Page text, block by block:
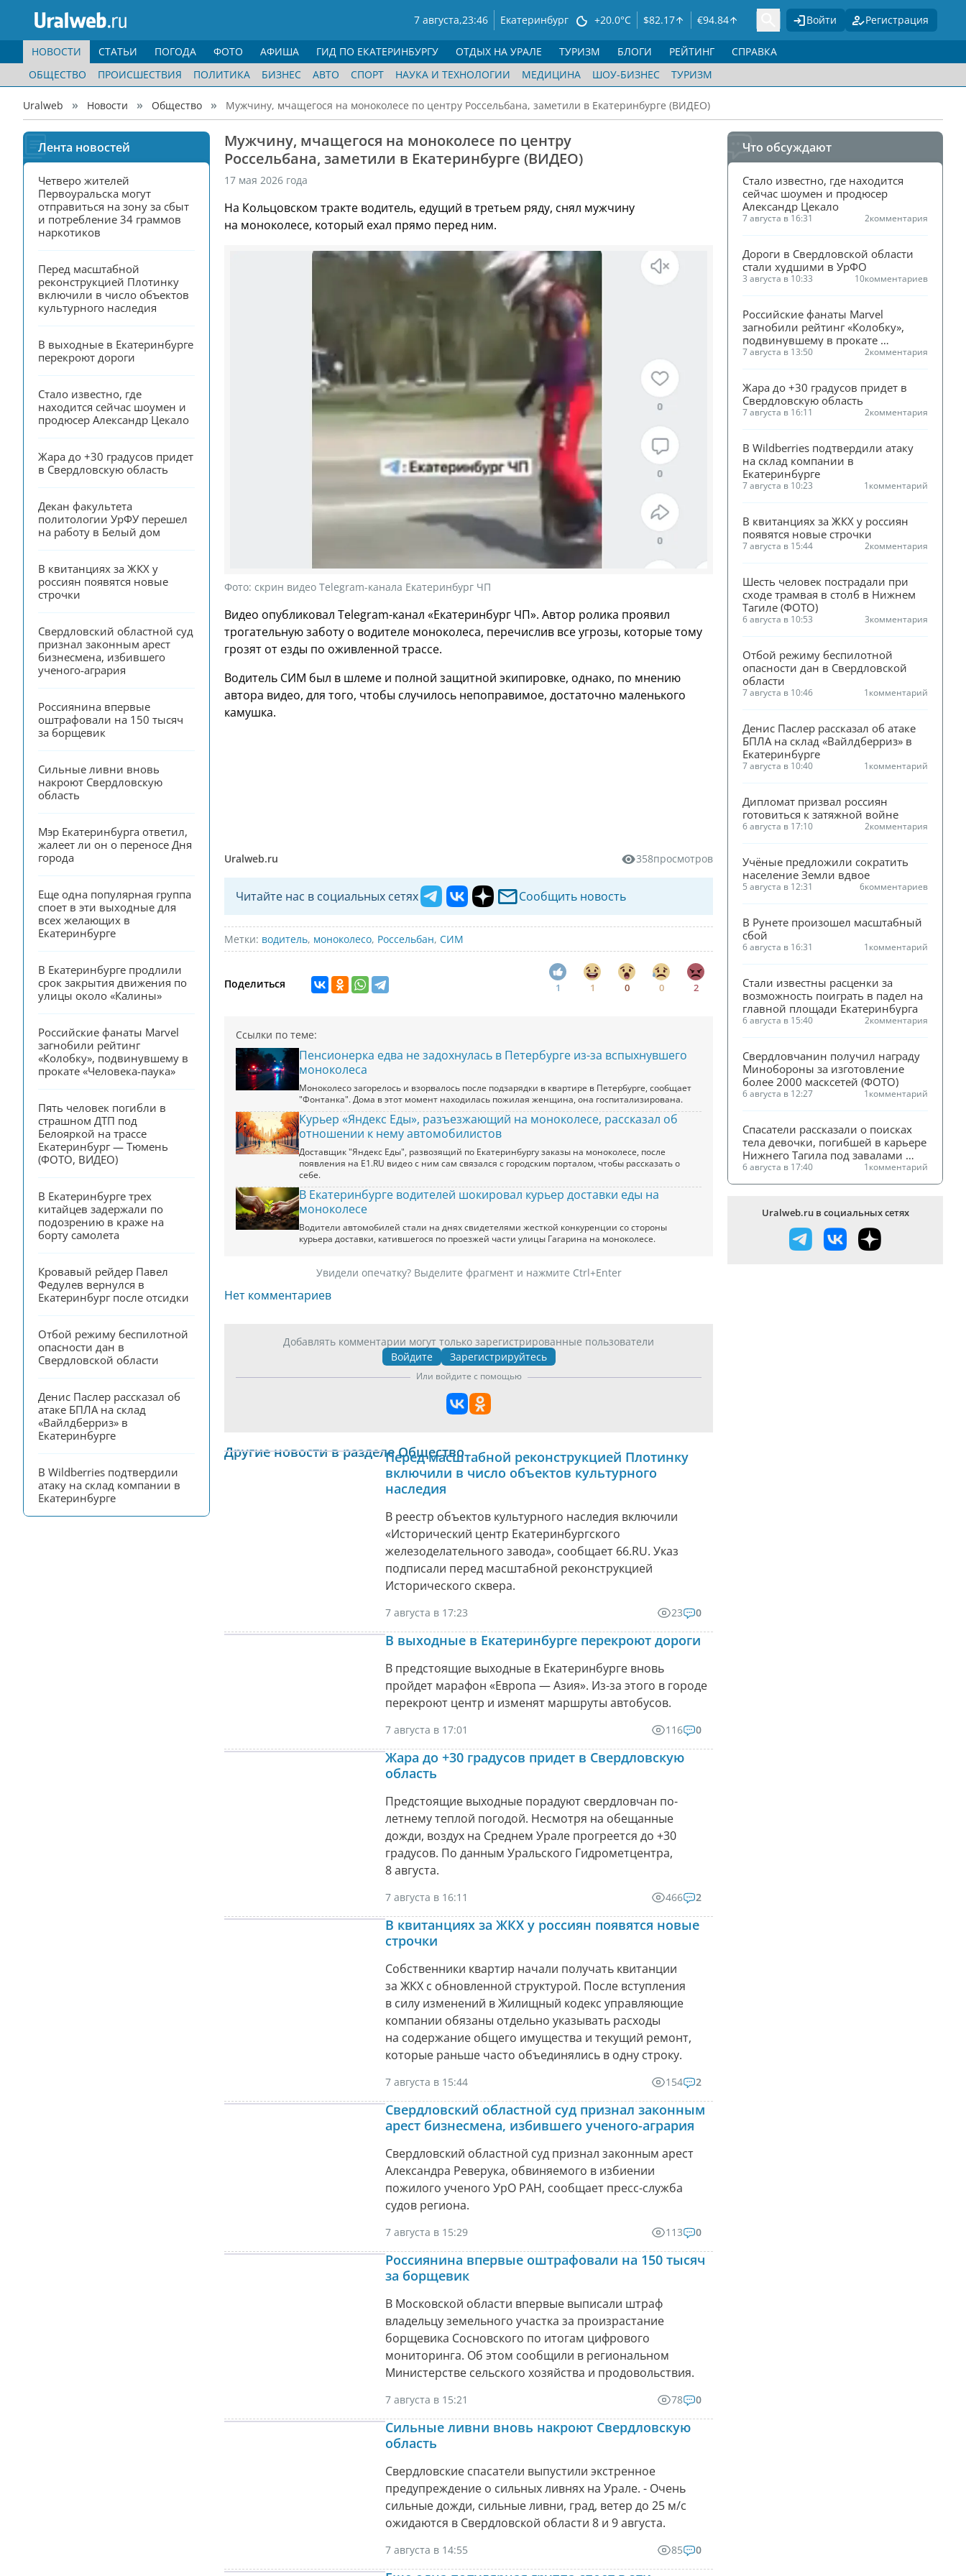
7 августа,23:46 Екатеринбург +20.0°C $82.17 €94.84 Войти Регистрация
НОВОСТИ
ОБЩЕСТВО
ПРОИСШЕСТВИЯ ПОЛИТИКА БИЗНЕС АВТО СПОРТ НАУКА И ТЕХНОЛОГИИ МЕДИЦИНА ШОУ-БИЗНЕС ТУРИЗМ
СТАТЬИ ПОГОДА ФОТО АФИША ГИД ПО ЕКАТЕРИНБУРГУ ОТДЫХ НА УРАЛЕ ТУРИЗМ БЛОГИ РЕЙТИНГ СПРАВКА
Uralweb Новости Общество Мужчину, мчащегося на моноколесе по центру Россельбана, заметили в Екатеринбурге (ВИДЕО)
Лента новостей
Четверо жителей
Первоуральска могут
отправиться на зону за сбыт
и потребление 34 граммов
наркотиков
Перед масштабной
реконструкцией Плотинку
включили в число объектов
культурного наследия
В выходные в Екатеринбурге
перекроют дороги
Стало известно, где
находится сейчас шоумен и
продюсер Александр Цекало
Жара до +30 градусов придет
в Свердловскую область
Декан факультета
политологии УрФУ перешел
на работу в Белый дом
В квитанциях за ЖКХ у
россиян появятся новые
строчки
Свердловский областной суд
признал законным арест
бизнесмена, избившего
ученого-агрария
Россиянина впервые
оштрафовали на 150 тысяч
за борщевик
Сильные ливни вновь
накроют Свердловскую
область
Мэр Екатеринбурга ответил,
жалеет ли он о переносе Дня
города
Еще одна популярная группа
споет в эти выходные для
всех желающих в
Екатеринбурге
В Екатеринбурге продлили
срок закрытия движения по
улицы около «Калины»
Российские фанаты Marvel
загнобили рейтинг
«Колобку», подвинувшему в
прокате «Человека-паука»
Пять человек погибли в
страшном ДТП под
Белояркой на трассе
Екатеринбург — Тюмень
(ФОТО, ВИДЕО)
В Екатеринбурге трех
китайцев задержали по
подозрению в краже на
борту самолета
Кровавый рейдер Павел
Федулев вернулся в
Екатеринбург после отсидки
Отбой режиму беспилотной
опасности дан в
Свердловской области
Денис Паслер рассказал об
атаке БПЛА на склад
«Вайлдберриз» в
Екатеринбурге
В Wildberries подтвердили
атаку на склад компании в
Екатеринбурге
Мужчину, мчащегося на моноколесе по центру
Россельбана, заметили в Екатеринбурге (ВИДЕО)
17 мая 2026 года
На Кольцовском тракте водитель, едущий в третьем ряду, снял мужчину
на моноколесе, который ехал прямо перед ним.
Фото: скрин видео Telegram-канала Екатеринбург ЧП
Видео опубликовал Telegram-канал «Екатеринбург ЧП». Автор ролика проявил
трогательную заботу о водителе моноколеса, перечислив все угрозы, которые тому
грозят от езды по оживленной трассе.
Водитель СИМ был в шлеме и полной защитной экипировке, однако, по мнению
автора видео, для того, чтобы случилось непоправимое, достаточно маленького
камушка.
Uralweb.ru 358просмотров
Читайте нас в социальных сетях Сообщить новость
Метки: водитель, моноколесо, Россельбан, СИМ
Поделиться 1 1 0 0 2
Ссылки по теме:
Пенсионерка едва не задохнулась в Петербурге из-за вспыхнувшего
моноколеса
Моноколесо загорелось и взорвалось после подзарядки в квартире в Петербурге, сообщает
"Фонтанка". Дома в этот момент находилась пожилая женщина, она госпитализирована.
Курьер «Яндекс Еды», разъезжающий на моноколесе, рассказал об
отношении к нему автомобилистов
Доставщик "Яндекс Еды", развозящий по Екатеринбургу заказы на моноколесе, после
появления на Е1.RU видео с ним сам связался с городским порталом, чтобы рассказать о
себе.
В Екатеринбурге водителей шокировал курьер доставки еды на
моноколесе
Водители автомобилей стали на днях свидетелями жесткой конкуренции со стороны
курьера доставки, катившегося по проезжей части улицы Гагарина на моноколесе.
Увидели опечатку? Выделите фрагмент и нажмите Ctrl+Enter
Нет комментариев
Добавлять комментарии могут только зарегистрированные пользователи
Войдите
Зарегистрируйтесь
Или войдите с помощью
Другие новости в разделе ОбществоПеред масштабной реконструкцией Плотинку
включили в число объектов культурного
наследия
В реестр объектов культурного наследия включили
«Исторический центр Екатеринбургского
железоделательного завода», сообщает 66.RU. Указ
подписали перед масштабной реконструкцией
Исторического сквера.
7 августа в 17:23 23 0
В выходные в Екатеринбурге перекроют дороги
В предстоящие выходные в Екатеринбурге вновь
пройдет марафон «Европа — Азия». Из-за этого в городе
перекроют центр и изменят маршруты автобусов.
7 августа в 17:01 116 0
Жара до +30 градусов придет в Свердловскую
область
Предстоящие выходные порадуют свердловчан по-
летнему теплой погодой. Несмотря на обещанные
дожди, воздух на Среднем Урале прогреется до +30
градусов. По данным Уральского Гидрометцентра,
8 августа.
7 августа в 16:11 466 2
В квитанциях за ЖКХ у россиян появятся новые
строчки
Собственники квартир начали получать квитанции
за ЖКХ с обновленной структурой. После вступления
в силу изменений в Жилищный кодекс управляющие
компании обязаны отдельно указывать расходы
на содержание общего имущества и текущий ремонт,
которые раньше часто объединялись в одну строку.
7 августа в 15:44 154 2
Свердловский областной суд признал законным
арест бизнесмена, избившего ученого-агрария
Свердловский областной суд признал законным арест
Александра Реверука, обвиняемого в избиении
пожилого ученого УрО РАН, сообщает пресс-служба
судов региона.
7 августа в 15:29 113 0
Россиянина впервые оштрафовали на 150 тысяч
за борщевик
В Московской области впервые выписали штраф
владельцу земельного участка за произрастание
борщевика Сосновского по итогам цифрового
мониторинга. Об этом сообщили в региональном
Министерстве сельского хозяйства и продовольствия.
7 августа в 15:21 78 0
Сильные ливни вновь накроют Свердловскую
область
Свердловские спасатели выпустили экстренное
предупреждение о сильных ливнях на Урале. - Очень
сильные дожди, сильные ливни, град, ветер до 25 м/с
ожидаются в Свердловской области 8 и 9 августа.
7 августа в 14:55 85 0
Что обсуждают
Стало известно, где находится
сейчас шоумен и продюсер
Александр Цекало
7 августа в 16:31 2комментария
Дороги в Свердловской области
стали худшими в УрФО
3 августа в 10:33 10комментариев
Российские фанаты Marvel
загнобили рейтинг «Колобку»,
подвинувшему в прокате
«Человека-паука»
7 августа в 13:50 2комментария
Жара до +30 градусов придет в
Свердловскую область
7 августа в 16:11 2комментария
В Wildberries подтвердили атаку
на склад компании в
Екатеринбурге
7 августа в 10:23 1комментарий
В квитанциях за ЖКХ у россиян
появятся новые строчки
7 августа в 15:44 2комментария
Шесть человек пострадали при
сходе трамвая в столб в Нижнем
Тагиле (ФОТО)
6 августа в 10:53 3комментария
Отбой режиму беспилотной
опасности дан в Свердловской
области
7 августа в 10:46 1комментарий
Денис Паслер рассказал об атаке
БПЛА на склад «Вайлдберриз» в
Екатеринбурге
7 августа в 10:40 1комментарий
Дипломат призвал россиян
готовиться к затяжной войне
6 августа в 17:10 2комментария
Учёные предложили сократить
население Земли вдвое
5 августа в 12:31 6комментариев
В Рунете произошел масштабный
сбой
6 августа в 16:31 1комментарий
Стали известны расценки за
возможность поиграть в падел на
главной площади Екатеринбурга
6 августа в 15:40 2комментария
Свердловчанин получил награду
Минобороны за изготовление
более 2000 масксетей (ФОТО)
6 августа в 12:27 1комментарий
Спасатели рассказали о поисках
тела девочки, погибшей в карьере
Нижнего Тагила под завалами
песка
6 августа в 17:40 1комментарий
Uralweb.ru в социальных сетях